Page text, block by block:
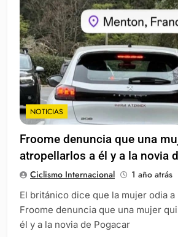
NOTICIAS
Froome denuncia que una
atropellarlos a él y a la novia
Ciclismo Internacional 1 año atrás
El británico dice que la mujer odia
Froome denuncia que una mujer
él y a la novia de Pogacar